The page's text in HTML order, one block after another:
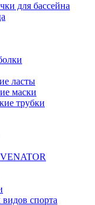
для бассейна
ласты
маски
трубки